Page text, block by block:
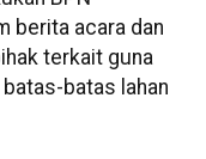
berita acara dan
terkait guna
batas lahan